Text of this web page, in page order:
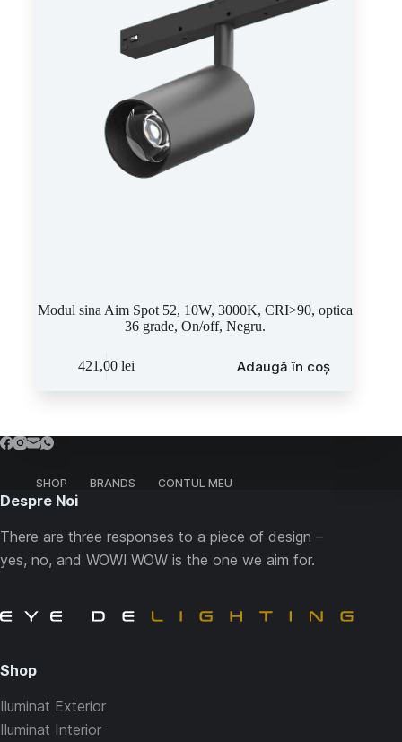
Modul sina Aim Spot 52, 10W, 3000K, CRI>90, optica
36 grade, On/off, Negru.
421,00lei Adaugă în coș
SHOP BRANDS CONTUL MEU
Despre Noi
There are three responses to a piece of design –
yes, no, and WOW! WOW is the one we aim for.
Shop
Iluminat Exterior
Iluminat Interior